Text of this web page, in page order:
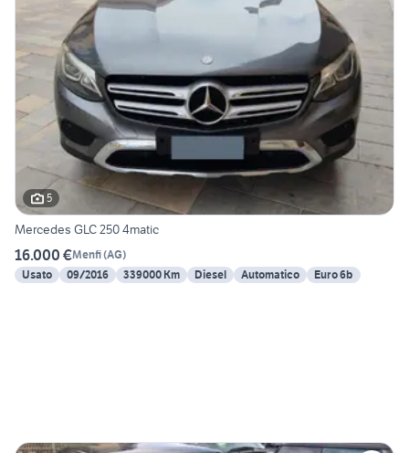
5
Mercedes GLC 250 4matic
16.000 €Menfi(AG)
Usato
09/2016 339000 Km Diesel Automatico Euro 6b